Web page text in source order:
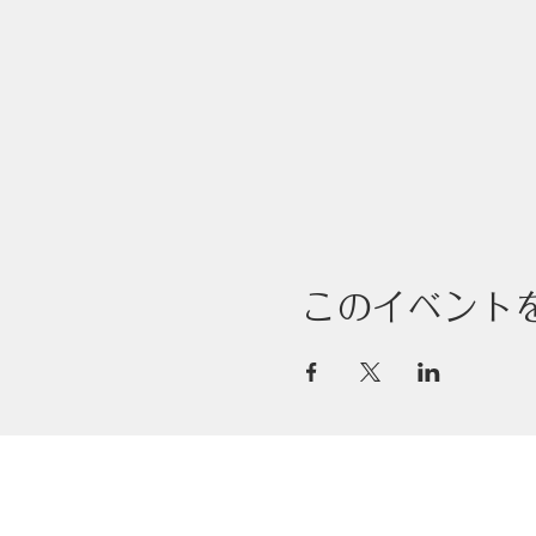
このイベント